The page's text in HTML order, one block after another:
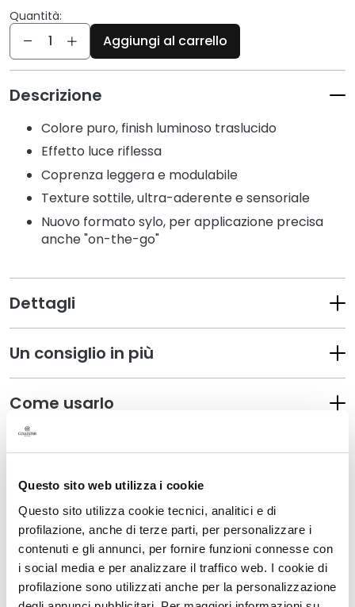
Questo sito web utilizza i cookie
Questo sito utilizza cookie tecnici, analitici e di
profilazione, anche di terze parti, per personalizzare i
contenuti e gli annunci, per fornire funzioni connesse con
i social media e per analizzare il traffico web. I cookie di
profilazione sono utilizzati anche per la personalizzazione
r
g
e
n
t
e
s
r
u
c
n
i
a
s
h
e
r
e
d
E
f
o
l
Quantità:
Quantità Aggiungi al carrello
Descrizione
Colore puro, finish luminoso traslucido
Effetto luce riflessa
Coprenza leggera e modulabile
Texture sottile, ultra-aderente e sensoriale
Nuovo formato sylo, per applicazione precisa
anche "on-the-go"
Dettagli
Un consiglio in più
Come usarlo
Informazioni sulla sicurezza
I più amati
Aggiungi
alla
alla